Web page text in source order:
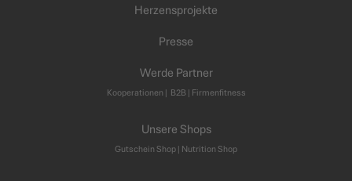
Herzensprojekte
Presse
Werde Partner
Kooperationen | B2B | Firmenfitness
Unsere Shops
Gutschein Shop | Nutrition Shop